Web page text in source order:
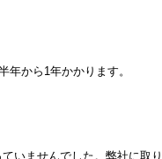
から1年かかります。
いませんでした。弊社に取り